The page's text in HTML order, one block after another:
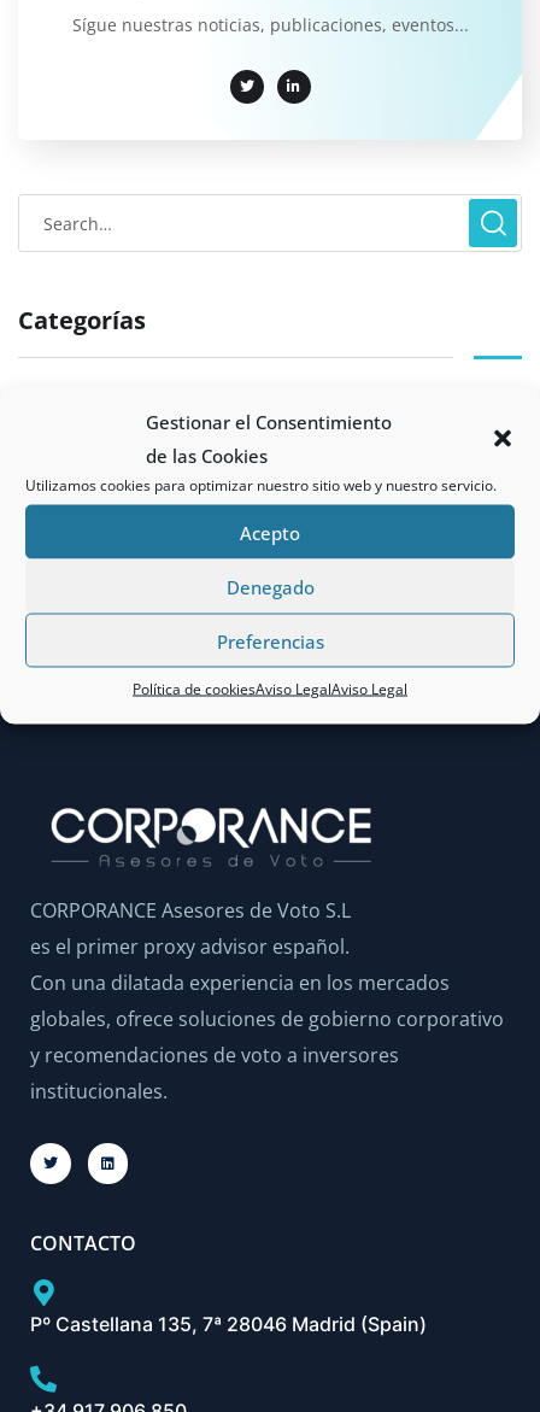
Gestionar el Consentimiento
de las Cookies
Utilizamos cookies para optimizar nuestro sitio web y nuestro servicio.
Acepto
Denegado
Preferencias
Política de cookiesAviso LegalAviso Legal
Sígue nuestras noticias, publicaciones, eventos...
Categorías
No hay categorías
Recent Posts
CORPORANCE Asesores de Voto S.L
es el primer proxy advisor español.
Con una dilatada experiencia en los mercados
globales, ofrece soluciones de gobierno corporativo
y recomendaciones de voto a inversores
institucionales.
CONTACTO
Pº Castellana 135, 7ª 28046 Madrid (Spain)